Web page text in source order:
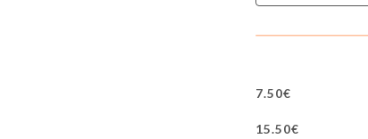
7.50€
15.50€